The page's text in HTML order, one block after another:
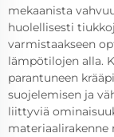
mekaanista
huolellisesti
varmistaakseen
lämpötilojen alla.
parantuneen
suojelemisen ja
liittyviä